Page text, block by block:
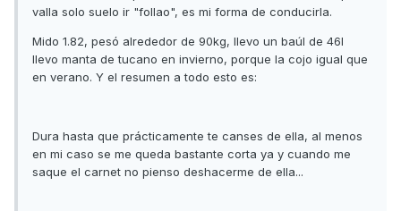
valla solo suelo ir "follao", es mi forma de conducirla.
Mido 1.82, pesó alrededor de 90kg, llevo un baúl de 46l
llevo manta de tucano en invierno, porque la cojo igual que
en verano. Y el resumen a todo esto es:
Dura hasta que prácticamente te canses de ella, al menos
en mi caso se me queda bastante corta ya y cuando me
saque el carnet no pienso deshacerme de ella...